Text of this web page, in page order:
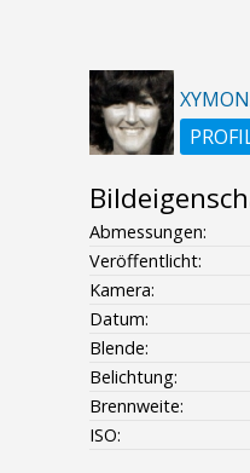
Abmessungen:
Veröffentlicht:
Kamera:
Datum:
Blende:
Belichtung:
Brennweite:
ISO: